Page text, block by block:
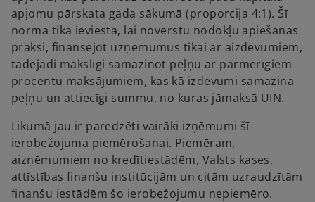
apjomu pārskata gada sākumā (proporcija 4:1). Šī
norma tika ieviesta, lai novērstu nodokļu apiešanas
praksi, finansējot uzņēmumus tikai ar aizdevumiem,
tādējādi mākslīgi samazinot peļņu ar pārmērīgiem
procentu maksājumiem, kas kā izdevumi samazina
peļņu un attiecīgi summu, no kuras jāmaksā UIN.
Likumā jau ir paredzēti vairāki izņēmumi šī
ierobežojuma piemērošanai. Piemēram,
aizņēmumiem no kredītiestādēm, Valsts kases,
attīstības finanšu institūcijām un citām uzraudzītām
finanšu iestādēm šo ierobežojumu nepiemēro.